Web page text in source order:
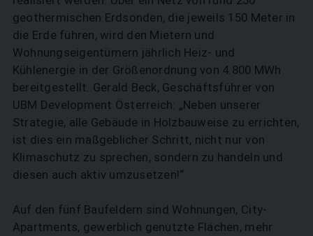
geothermischen Erdsonden, die jeweils 150 Meter in
die Erde führen, wird den Mietern und
Wohnungseigentümern jährlich Heiz- und
Kühlenergie in der Größenordnung von 4.800 MWh
bereitgestellt. Gerald Beck, Geschäftsführer von
UBM Development Österreich: „Neben unserer
Strategie, alle Gebäude in Holzbauweise zu errichten,
ist dies ein maßgeblicher Schritt, nicht nur von
Klimaschutz zu sprechen, sondern zu handeln und
diesen auch aktiv umzusetzen!“
Auf den fünf Baufeldern sind Wohnungen, City-
Apartments, gewerblich genutzte Flächen, mehr
SUCHEN